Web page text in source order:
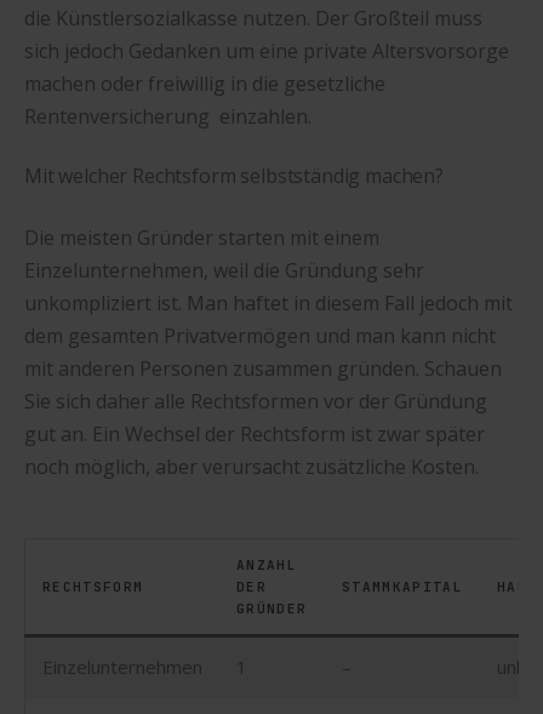
die Künstlersozialkasse nutzen. Der Großteil muss
sich jedoch Gedanken um eine private Altersvorsorge
machen oder freiwillig in die gesetzliche
Rentenversicherung einzahlen.
Mit welcher Rechtsform selbstständig machen?
Die meisten Gründer starten mit einem
Einzelunternehmen, weil die Gründung sehr
unkompliziert ist. Man haftet in diesem Fall jedoch mit
dem gesamten Privatvermögen und man kann nicht
mit anderen Personen zusammen gründen. Schauen
Sie sich daher alle Rechtsformen vor der Gründung
gut an. Ein Wechsel der Rechtsform ist zwar später
noch möglich, aber verursacht zusätzliche Kosten.
RECHTSFORM
ANZAHL
DER
GRÜNDER
STAMMKAPITAL
Einzelunternehmen 1 –